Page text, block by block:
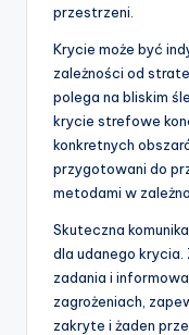
przestrzeni.
Krycie może być
zależności od
polega na bliskim
krycie strefowe
konkretnych
przygotowani do
metodami w
Skuteczna
dla udanego
zadania i
zagrożeniach,
zakryte i żaden